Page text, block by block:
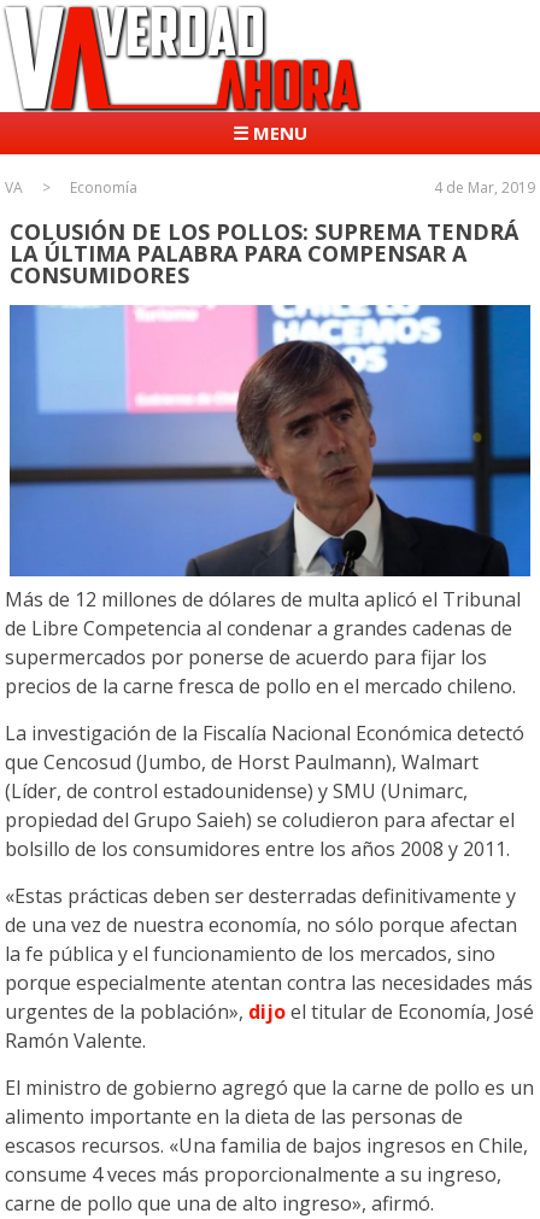
☰ MENU
VA Economía 4 de Mar, 2019
COLUSIÓN DE LOS POLLOS: SUPREMA TENDRÁ
LA ÚLTIMA PALABRA PARA COMPENSAR A
CONSUMIDORES
Más de 12 millones de dólares de multa aplicó el Tribunal
de Libre Competencia al condenar a grandes cadenas de
supermercados por ponerse de acuerdo para fijar los
precios de la carne fresca de pollo en el mercado chileno.
La investigación de la Fiscalía Nacional Económica detectó
que Cencosud (Jumbo, de Horst Paulmann), Walmart
(Líder, de control estadounidense) y SMU (Unimarc,
propiedad del Grupo Saieh) se coludieron para afectar el
bolsillo de los consumidores entre los años 2008 y 2011.
«Estas prácticas deben ser desterradas definitivamente y
de una vez de nuestra economía, no sólo porque afectan
la fe pública y el funcionamiento de los mercados, sino
porque especialmente atentan contra las necesidades más
urgentes de la población», dijoel titular de Economía, José
Ramón Valente.
El ministro de gobierno agregó que la carne de pollo es un
alimento importante en la dieta de las personas de
escasos recursos. «Una familia de bajos ingresos en Chile,
consume 4 veces más proporcionalmente a su ingreso,
carne de pollo que una de alto ingreso», afirmó.